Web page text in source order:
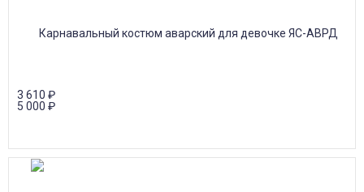
3 610 ₽
5 000 ₽